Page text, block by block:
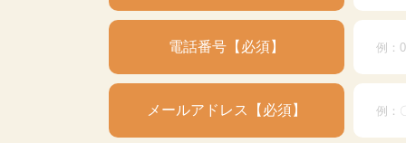
電話番号 必須
メールアドレス 必須